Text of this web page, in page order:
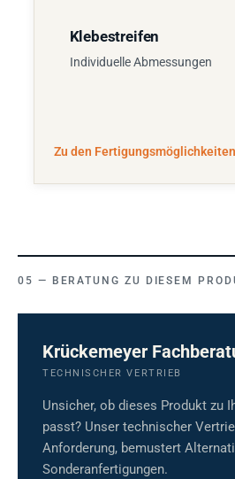
Klebestreifen
Individuelle Abmessungen
Zu den Fertigungsmöglichkeiten
BERATUNG ZU DIESEM
Krückemeyer
TECHNISCHER VERTRIEB
Unsicher, ob dieses Produkt zu
passt? Unser technischer
Anforderung, bemustert
Sonderanfertigungen.